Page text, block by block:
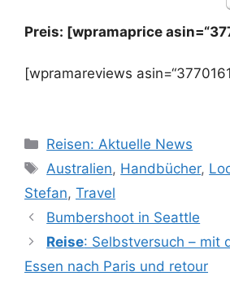
Preis: [wpramaprice
[wpramareviews
Kategorien
Reisen: Aktuelle News
Schlagwörter
Australien, Handbücher,
Stefan, Travel
Bumbershoot in Seattle
Reise: Selbstversuch – mit
Essen nach Paris und retour